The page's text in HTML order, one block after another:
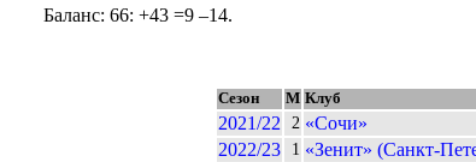
Баланс: 66: +43 =9 –14.
Сезон М Клуб
2021/22 2 «Сочи»
2022/23
1 «Зенит» (Санкт-